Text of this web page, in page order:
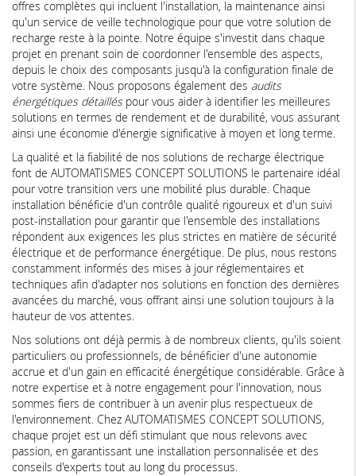
offres complètes qui incluent l'installation, la maintenance ainsi
qu'un service de veille technologique pour que votre solution de
recharge reste à la pointe. Notre équipe s'investit dans chaque
projet en prenant soin de coordonner l'ensemble des aspects,
depuis le choix des composants jusqu'à la configuration finale de
votre système. Nous proposons également des audits
énergétiques détailléspour vous aider à identifier les meilleures
solutions en termes de rendement et de durabilité, vous assurant
ainsi une économie d'énergie significative à moyen et long terme.
La qualité et la fiabilité de nos solutions de recharge électrique
font de AUTOMATISMES CONCEPT SOLUTIONS le partenaire idéal
pour votre transition vers une mobilité plus durable. Chaque
installation bénéficie d'un contrôle qualité rigoureux et d'un suivi
post-installation pour garantir que l'ensemble des installations
répondent aux exigences les plus strictes en matière de sécurité
électrique et de performance énergétique. De plus, nous restons
constamment informés des mises à jour réglementaires et
techniques afin d'adapter nos solutions en fonction des dernières
avancées du marché, vous offrant ainsi une solution toujours à la
hauteur de vos attentes.
Nos solutions ont déjà permis à de nombreux clients, qu'ils soient
particuliers ou professionnels, de bénéficier d'une autonomie
accrue et d'un gain en efficacité énergétique considérable. Grâce à
notre expertise et à notre engagement pour l'innovation, nous
sommes fiers de contribuer à un avenir plus respectueux de
l'environnement. Chez AUTOMATISMES CONCEPT SOLUTIONS,
chaque projet est un défi stimulant que nous relevons avec
passion, en garantissant une installation personnalisée et des
conseils d'experts tout au long du processus.